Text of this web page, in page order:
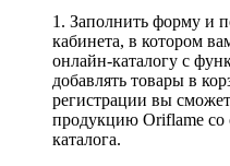
1. Заполнить форму и
кабинета, в котором
онлайн-каталогу с
добавлять товары в
регистрации вы
продукцию Oriflame со
каталога.